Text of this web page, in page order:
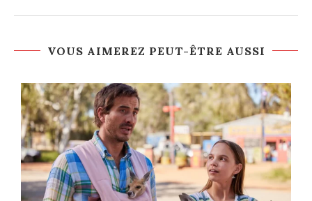
VOUS AIMEREZ PEUT-ÊTRE AUSSI